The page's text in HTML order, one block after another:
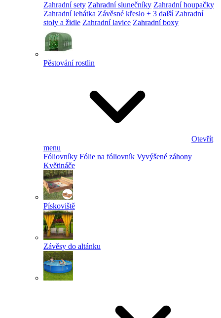
Zahradní sety Zahradní slunečníky Zahradní houpačky
Zahradní lehátka Závěsné křeslo + 3 další Zahradní
stoly a židle Zahradní lavice Zahradní boxy
Pěstování rostlin
Otevřít
menu
Fóliovníky Fólie na fóliovník Vyvýšené záhony
Květináče
Pískoviště
Závěsy do altánku